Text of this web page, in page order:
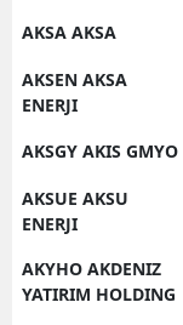
AKSA AKSA
AKSEN AKSA
ENERJI
AKSGY AKIS GMYO
AKSUE AKSU
ENERJI
AKYHO AKDENIZ
YATIRIM HOLDING